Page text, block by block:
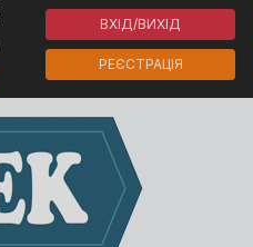
ВХІД/ВИХІД
РЕЄСТРАЦІЯ